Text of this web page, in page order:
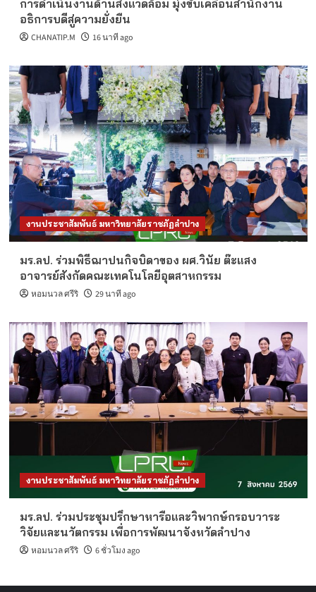
การดำเนินงานด้านสิ่งแวดล้อม มุ่งขับเคลื่อนสำนักงาน
อธิการบดีสู่ความยั่งยืน
CHANATIP.M 16 นาที ago
งานประชาสัมพันธ์ มหาวิทยาลัยราชภัฏลำปาง
มร.ลป. ร่วมพิธีฌาปนกิจบิดาของ ผศ.วินัย ต๊ะแสง
อาจารย์สังกัดคณะเทคโนโลยีอุตสาหกรรม
หอมนวล ศรีริ 29 นาที ago
งานประชาสัมพันธ์ มหาวิทยาลัยราชภัฏลำปาง
มร.ลป. ร่วมประชุมปรึกษาหารือและวิพากษ์กรอบวาระ
วิจัยและนวัตกรรม เพื่อการพัฒนาจังหวัดลำปาง
หอมนวล ศรีริ 6 ชั่วโมง ago